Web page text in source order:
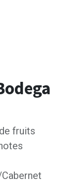
fruits